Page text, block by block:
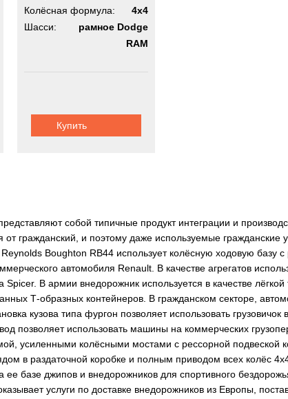
Колёсная формула:
4x4
Шасси:
рамное Dodge
RAM
Купить
собой типичные продукт интеграции и
гражданский, и поэтому даже используемые гражданские
Boughton RB44 использует колёсную ходовую базу
автомобиля Renault. В качестве агрегатов
В армии внедорожник используется в качестве
Т-образных контейнеров. В гражданском секторе,
кузова типа фургон позволяет использовать
позволяет использовать машины на коммерческих
усиленными колёсными мостами с рессорной подвеской
в раздаточной коробке и полным приводом всех колёс
ее базе джипов и внедорожников для спортивного
услуги по доставке внедорожников из Европы,